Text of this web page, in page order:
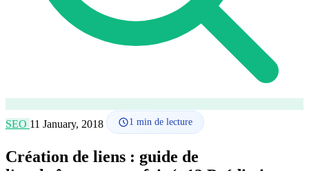
SEO 11 January, 2018 1 min de lecture
Création de liens : guide de